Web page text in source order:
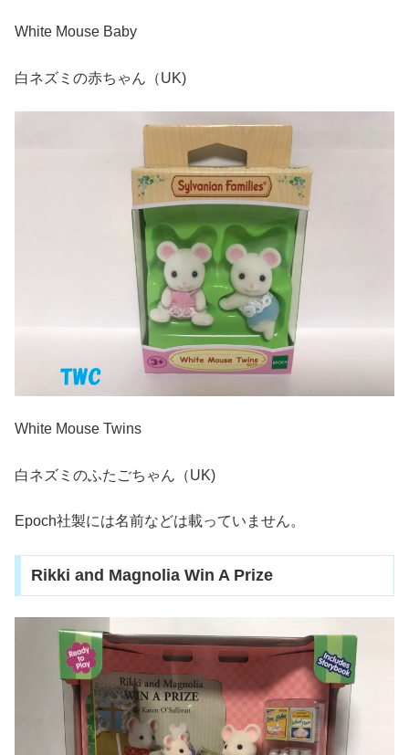
White Mouse Baby
白ネズミの赤ちゃん（UK)
White Mouse Twins
白ネズミのふたごちゃん（UK)
Epoch社製には名前などは載っていません。
Rikki and Magnolia Win A Prize